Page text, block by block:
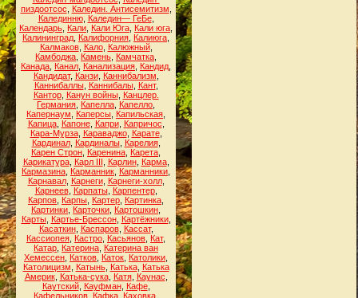
пиздоотсос
Каледин. Антисемитизм
Калединню, Каледин— ГеБе,
Календарь Кали Кали Юга Кали юга
Калининград Калифорния Калиюга
Калмаков, Кало, Калюжный,
Камбоджа Камень Камчатка
Канада Канал Канализация Кандид
Кандидат, Канзи, Каннибализм
Каннибаллы, Каннибалы, Кант,
Кантор, Канун войны, Канцлер.
Германия Капелла Капелло
Капернаум
Каперсы Капильская
Капица, Капоне, Капри, Капричос
Кара-Мурза, Караваджо, Карате,
Кардинал, Кардиналы, Карелия,
Карен Строн Каренина Карета
Карикатура, Карл III Карлин, Карма,
Кармазина Карманник Карманники
Карнавал, Карнеги, Карнеги-холл,
Карнеев, Карпаты, Карпентер,
Карпов Карпы Картер Картинка
Картинки Карточки Картошкин
Карты, Картье-Брессон, Картёжники,
Касаткин, Каспаров, Кассат,
Кассиопея Кастро Касьянов Кат,
Катар Катерина Катерина ван
Хемессен Катков Каток Католики
Католицизм
Катынь, Катька, Катька
Америк, Катька-сука, Катя, Каунас
Каутский, Кауфман, Кафе,
Кафельников Кафка Каховка